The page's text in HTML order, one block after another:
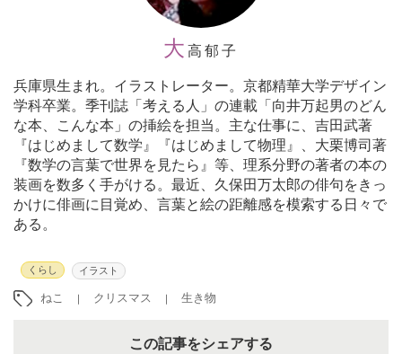
大 高郁子
兵庫県生まれ。イラストレーター。京都精華大学デザイン
学科卒業。季刊誌「考える人」の連載「向井万起男のどん
な本、こんな本」の挿絵を担当。主な仕事に、吉田武著
『はじめまして数学』『はじめまして物理』、大栗博司著
『数学の言葉で世界を見たら』等、理系分野の著者の本の
装画を数多く手がける。最近、久保田万太郎の俳句をきっ
かけに俳画に目覚め、言葉と絵の距離感を模索する日々で
ある。
くらし イラスト
ねこ クリスマス 生き物
この記事をシェアする